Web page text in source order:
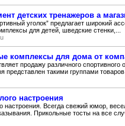
детских тренажеров а
уголок” предлагает широкий
для детей, шведские стенки,...
комплексы для дома от
продажу различного спортивного
представлен такими группами
настроения
настроения. Всегда свежий юмор,
Прикольные тосты на все